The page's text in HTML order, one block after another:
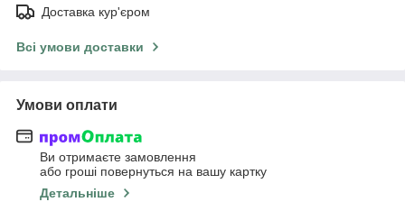
Доставка кур'єром
Всі умови доставки
Умови оплати
Ви отримаєте замовлення
або гроші повернуться на вашу картку
Детальніше